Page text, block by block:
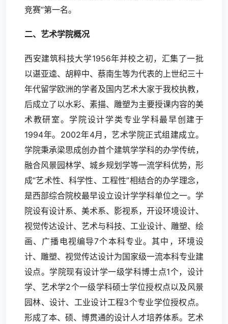
竞赛”第一名。
二、艺术学院概况
西安建筑科技大学1956年并校之初，汇集了一批
以谌亚逵、胡粹中、蔡南生等为代表的上世纪三十
年代留学欧洲的学者及国内艺术大家于我校执教，
后成立了以水彩、素描、雕塑为主要授课内容的美
术教研室。学院设计学类专业学科最早创建于
1994年。2002年4月，艺术学院正式组建成立。
学院秉承梁思成创办首个建筑学学科的办学传统，
融合风景园林学、城乡规划学等一流学科优势，形
成“艺术性、科学性、工程性”相结合的办学理念，
是西部综合院校最早设立设计学学科单位之一。学
院设有设计系、美术系、影视系，开设环境设计、
视觉传达设计、艺术与科技、工业设计、雕塑、绘
画、广播电视编导7个本科专业。其中，环境设
计、雕塑、视觉传达设计为国家级一流本科专业建
设点。学院现有设计学一级学科博士点1个，设计
学、艺术学2个一级学科硕士学位授权点以及风景
园林、设计、工业设计工程3个专业学位授权点。
形成了本、硕、博贯通的设计人才培养体系。艺术